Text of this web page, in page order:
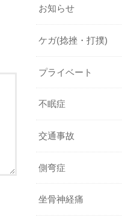
お知らせ
ケガ(捻挫・打撲)
プライベート
不眠症
交通事故
側弯症
坐骨神経痛